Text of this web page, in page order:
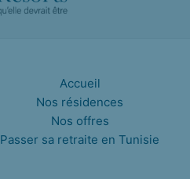
Accueil
Nos résidences
Nos offres
Passer sa retraite en Tunisie